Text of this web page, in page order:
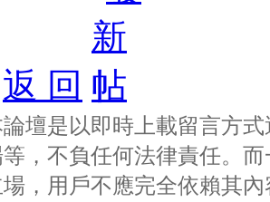
返 回
壇是以即時上載留言方
，不負任何法律責任。
，用戶不應完全依賴其